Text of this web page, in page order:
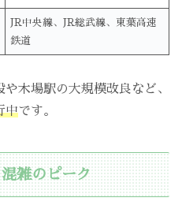
JR中央線、JR総武線、東葉高速
鉄道
木場駅の大規模改良など、
中です。
雑のピーク